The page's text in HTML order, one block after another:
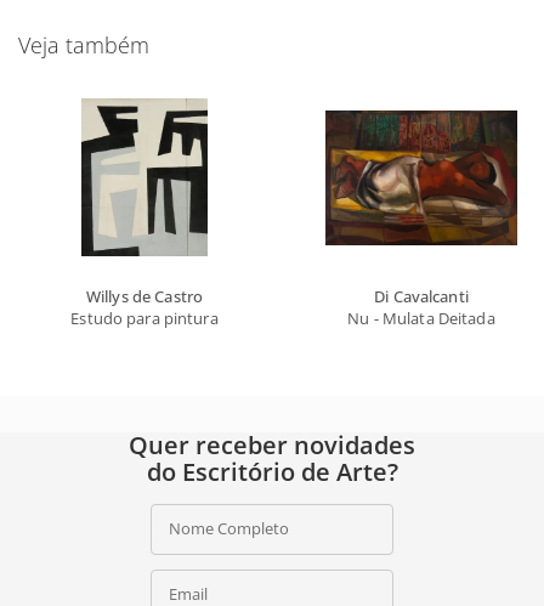
Veja também
Willys de Castro
Estudo para pintura
Di Cavalcanti
Nu - Mulata Deitada
Quer receber novidades
do Escritório de Arte?
Nome Completo
Email